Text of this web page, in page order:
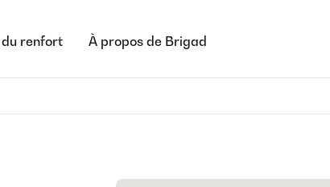
du renfort À propos de Brigad